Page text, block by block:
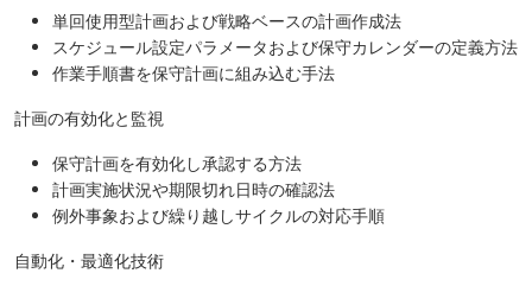
単回使用型計画および戦略ベースの計画作成法
スケジュール設定パラメータおよび保守カレンダーの定義方法
作業手順書を保守計画に組み込む手法
計画の有効化と監視
保守計画を有効化し承認する方法
計画実施状況や期限切れ日時の確認法
例外事象および繰り越しサイクルの対応手順
自動化・最適化技術